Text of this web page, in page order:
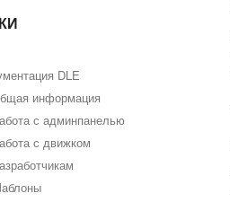
DLE
информация
с админпанелью
с движком